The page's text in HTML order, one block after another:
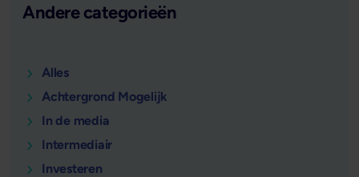
Andere categorieën
Alles
Achtergrond Mogelijk
In de media
Intermediair
Investeren